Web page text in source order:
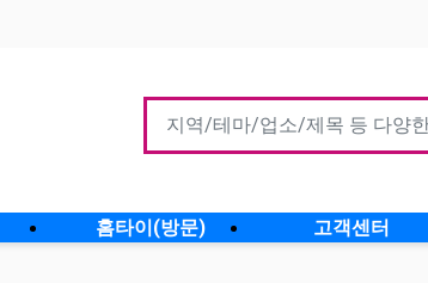
홈타이(방문) 고객센터